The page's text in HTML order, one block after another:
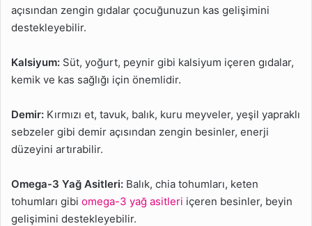
açısından zengin gıdalar çocuğunuzun kas gelişimini
destekleyebilir.
Kalsiyum: Süt, yoğurt, peynir gibi kalsiyum içeren gıdalar,
kemik ve kas sağlığı için önemlidir.
Demir: Kırmızı et, tavuk, balık, kuru meyveler, yeşil yapraklı
sebzeler gibi demir açısından zengin besinler, enerji
düzeyini artırabilir.
Omega-3 Yağ Asitleri: Balık, chia tohumları, keten
tohumları gibi omega-3 yağ asitleri içeren besinler, beyin
gelişimini destekleyebilir.